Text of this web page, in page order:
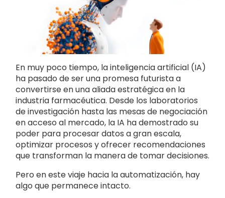
En muy poco tiempo, la inteligencia artificial (IA)
ha pasado de ser una promesa futurista a
convertirse en una aliada estratégica en la
industria farmacéutica. Desde los laboratorios
de investigación hasta las mesas de negociación
en acceso al mercado, la IA ha demostrado su
poder para procesar datos a gran escala,
optimizar procesos y ofrecer recomendaciones
que transforman la manera de tomar decisiones.
Pero en este viaje hacia la automatización, hay
algo que permanece intacto.